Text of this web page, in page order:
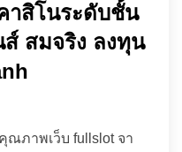
าสิโนระดับชั้น
สมจริง ลงทุน
ณภาพเว็บ fullslot จา